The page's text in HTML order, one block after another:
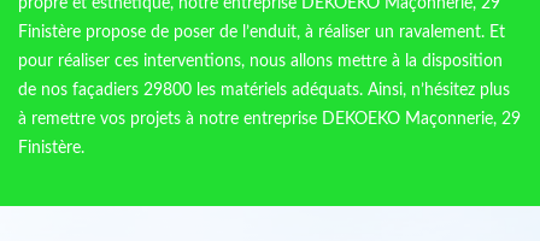
propre et esthétique, notre entreprise DEKOEKO Maçonnerie, 29
Finistère propose de poser de l’enduit, à réaliser un ravalement. Et
pour réaliser ces interventions, nous allons mettre à la disposition
de nos façadiers 29800 les matériels adéquats. Ainsi, n’hésitez plus
à remettre vos projets à notre entreprise DEKOEKO Maçonnerie, 29
Finistère.